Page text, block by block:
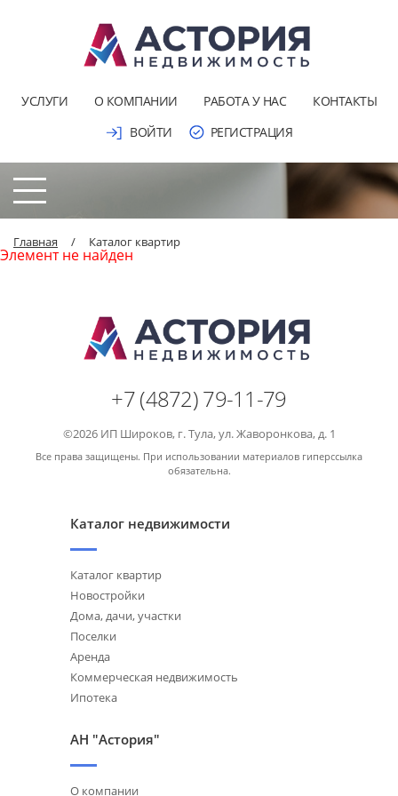
УСЛУГИ О КОМПАНИИ РАБОТА У НАС
КОНТАКТЫ
ВОЙТИ
РЕГИСТРАЦИЯ
Главная / Каталог квартир
Элемент не найден
+7 (4872) 79-11-79
©2026 ИП Широков, г. Тула, ул. Жаворонкова, д. 1
Все права защищены. При использовании материалов гиперссылка
обязательна.
Каталог недвижимости
Каталог квартир
Новостройки
Дома, дачи, участки
Поселки
Аренда
Коммерческая недвижимость
Ипотека
АН "Астория"
О компании